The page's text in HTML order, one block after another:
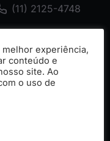
(11) 2125-4748
experiência,
conteúdo e
site. Ao
o uso de